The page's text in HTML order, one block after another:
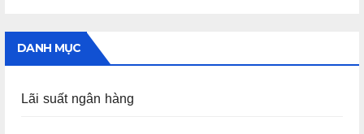
DANH MỤC
Lãi suất ngân hàng